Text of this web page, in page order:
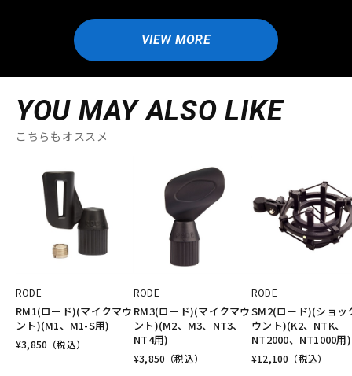
VIEW MORE
YOU MAY ALSO LIKE
こちらもオススメ
RODE
RM1(ロード)(マイクマウ
ント)(M1、M1-S用)
¥3,850 （税込）
RODE
RM3(ロード)(マイクマウ
ント)(M2、M3、NT3、
NT4用)
¥3,850 （税込）
RODE
SM2(ロード)(ショッ
ウント)(K2、NTK、
NT2000、NT1000用)
¥12,100 （税込）